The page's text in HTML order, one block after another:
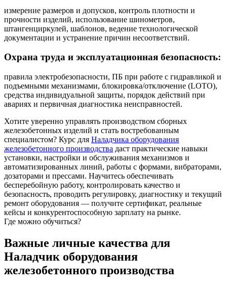
измерение размеров и допусков, контроль плотности и
прочности изделий, использование шинометров,
штангенциркулей, шаблонов, ведение технологической
документации и устранение причин несоответствий.
Охрана труда и эксплуатационная безопасность:
правила электробезопасности, ПБ при работе с гидравликой и
подъемными механизмами, блокировка/отключение (LOTO),
средства индивидуальной защиты, порядок действий при
авариях и первичная диагностика неисправностей.
Хотите уверенно управлять производством сборных
железобетонных изделий и стать востребованным
специалистом? Курс для Наладчика оборудования
железобетонного производства даст практические навыки
установки, настройки и обслуживания механизмов и
автоматизированных линий, работы с формами, вибраторами,
дозаторами и прессами. Научитесь обеспечивать
бесперебойную работу, контролировать качество и
безопасность, проводить регулировку, диагностику и текущий
ремонт оборудования — получите сертификат, реальные
кейсы и конкурентоспособную зарплату на рынке.
Где можно обучиться?
Важные личные качества для
Наладчик оборудования
железобетонного производства